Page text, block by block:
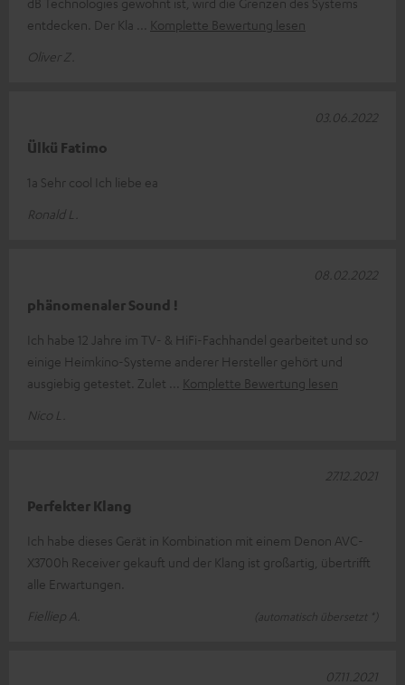
entdecken. Der Kla
Komplette Bewertung lesen
Oliver Z.
Ülkü Fatimo
1a Sehr cool Ich liebe ea
Ronald L.
03.06.2022
phänomenaler Sound !
Ich habe 12 Jahre im TV- & HiFi-Fachhandel gearbeitet und so
einige Heimkino-Systeme anderer Hersteller gehört und
ausgiebig getestet. Zulet
Komplette Bewertung lesen
Nico L.
08.02.2022
Perfekter Klang
Ich habe dieses Gerät in Kombination mit einem Denon AVC-
X3700h Receiver gekauft und der Klang ist großartig, übertrifft
alle Erwartungen.
Fielliep A.
(automatisch übersetzt *)
27.12.2021
07.11.2021